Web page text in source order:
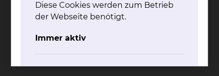
Tel.: 0531/595-0
www.klinikum-braunschweig.de
Diese Cookies werden zum Betrieb
der Webseite benötigt.
Immer aktiv
Komfort